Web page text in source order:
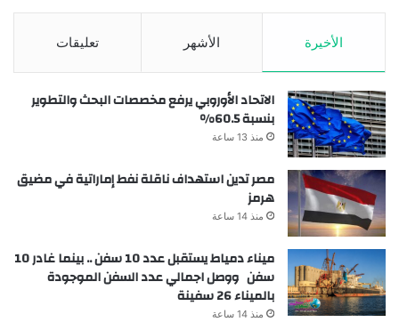
الأخيرة الأشهر تعليقات
الاتحاد الأوروبي يرفع مخصصات البحث والتطوير
بنسبة 60.5%
منذ 13 ساعة
مصر تدين استهداف ناقلة نفط إماراتية في مضيق
هرمز
منذ 14 ساعة
ميناء دمياط يستقبل عدد 10 سفن .. بينما غادر 10
سفن ووصل اجمالي عدد السفن الموجودة
بالميناء 26 سفينة
منذ 14 ساعة